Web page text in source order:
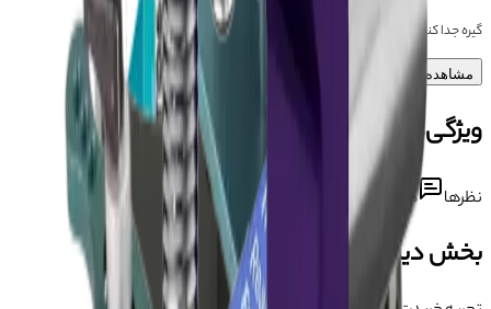
گیره جدا کننده فریم دوربین IFIXES IX73 11-15PM
مشاهده بیشتر
ویژگی‌های محصول
نظرها دیدگاه کاربران درباره این محصول
بخش دیدگاه‌ها